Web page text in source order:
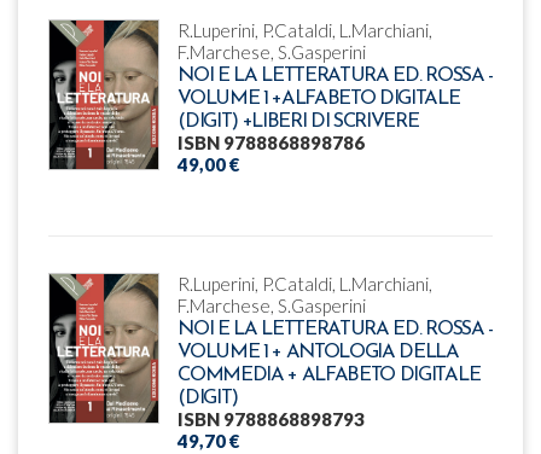
R.Luperini, P.Cataldi, L.Marchiani,
F.Marchese, S.Gasperini
NOI E LA LETTERATURA ED. ROSSA -
VOLUME 1 +ALFABETO DIGITALE
(DIGIT) +LIBERI DI SCRIVERE
ISBN 9788868898786
49,00 €
R.Luperini, P.Cataldi, L.Marchiani,
F.Marchese, S.Gasperini
NOI E LA LETTERATURA ED. ROSSA -
VOLUME 1 + ANTOLOGIA DELLA
COMMEDIA + ALFABETO DIGITALE
(DIGIT)
ISBN 9788868898793
49,70 €